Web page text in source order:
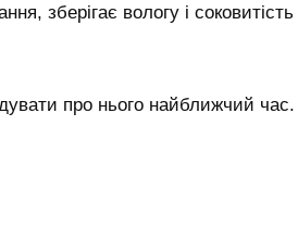
зберігає вологу і соковитість
про нього найближчий час.